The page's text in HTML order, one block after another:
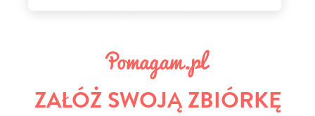
ZAŁÓŻ SWOJĄ ZBIÓRKĘ